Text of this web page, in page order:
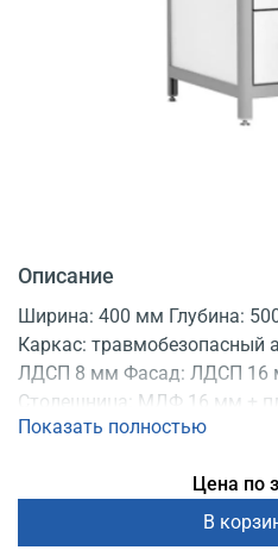
Описание
Ширина: 400 мм Глубина:
Каркас:
ЛДСП 8 мм Фасад: ЛДСП 16
Столешница: МДФ 16 мм +
Цвет: белый Опоры:
Показать полностью
Цена по
В